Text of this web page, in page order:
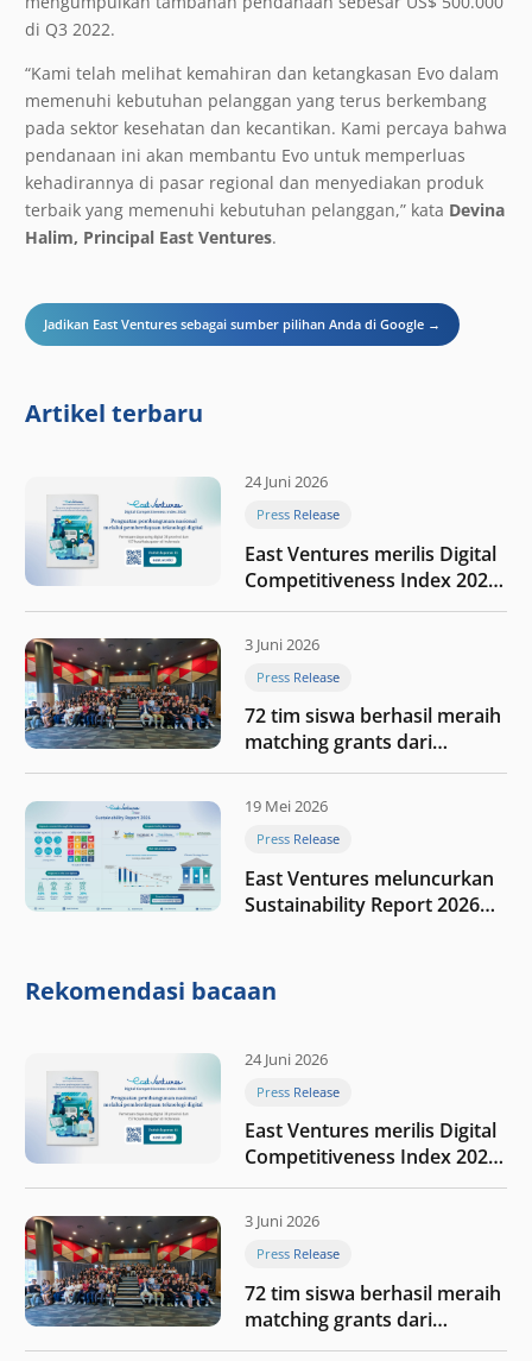
di Q3 2022.
“Kami telah melihat kemahiran dan ketangkasan Evo dalam
memenuhi kebutuhan pelanggan yang terus berkembang
pada sektor kesehatan dan kecantikan. Kami percaya bahwa
pendanaan ini akan membantu Evo untuk memperluas
kehadirannya di pasar regional dan menyediakan produk
terbaik yang memenuhi kebutuhan pelanggan,” kata Devina
Halim, Principal East Ventures.
Jadikan East Ventures sebagai sumber pilihan Anda di Google →
Artikel terbaru
24 Juni 2026
Press Release
East Ventures merilis Digital
Competitiveness Index 2026,
menyoroti fase transformasi
digital Indonesia selanjutnya
3 Juni 2026
Press Release
72 tim siswa berhasil meraih
matching grants dari
program My First $1000
19 Mei 2026
Press Release
East Ventures meluncurkan
Sustainability Report 2026
nilai melalui kedisiplinan”
Rekomendasi bacaan
24 Juni 2026
Press Release
East Ventures merilis Digital
Competitiveness Index 2026,
menyoroti fase transformasi
digital Indonesia selanjutnya
3 Juni 2026
Press Release
72 tim siswa berhasil meraih
matching grants dari
program My First $1000